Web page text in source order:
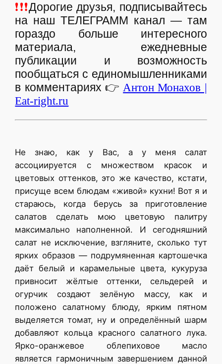
❗❗❗Дорогие друзья, подписывайтесь
на наш ТЕЛЕГРАММ канал — там
гораздо больше интересного
материала, ежедневные
публикации и возможность
пообщаться с единомышленниками
в комментариях 👉Антон Монахов |
Eat-right.ru
Не знаю, как у Вас, а у меня салат
ассоциируется с множеством красок и
цветовых оттенков, это же качество, кстати,
присуще всем блюдам «живой» кухни! Вот я и
стараюсь, когда берусь за приготовление
салатов сделать мою цветовую палитру
максимально наполненной. И сегодняшний
салат не исключение, взгляните, сколько тут
ярких образов — подрумяненная картошечка
даёт белый и карамельные цвета, кукуруза
привносит жёлтые оттенки, сельдерей и
огурчик создают зелёную массу, как и
положено салатному блюду, ярким пятном
выделяется томат, ну и определённый шарм
добавляют кольца красного салатного лука.
Ярко-оранжевое облепиховое масло
является гармоничным завершением данной